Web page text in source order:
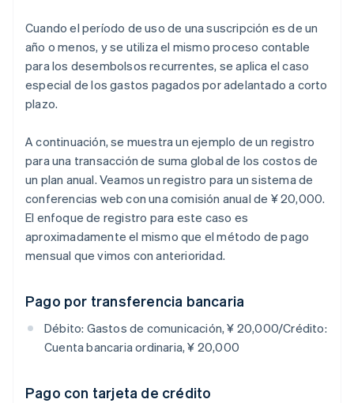
Cuando el período de uso de una suscripción es de un
año o menos, y se utiliza el mismo proceso contable
para los desembolsos recurrentes, se aplica el caso
especial de los gastos pagados por adelantado a corto
plazo.
A continuación, se muestra un ejemplo de un registro
para una transacción de suma global de los costos de
un plan anual. Veamos un registro para un sistema de
conferencias web con una comisión anual de ¥ 20,000.
El enfoque de registro para este caso es
aproximadamente el mismo que el método de pago
mensual que vimos con anterioridad.
Pago por transferencia bancaria
Débito: Gastos de comunicación, ¥ 20,000/Crédito:
Cuenta bancaria ordinaria, ¥ 20,000
Pago con tarjeta de crédito